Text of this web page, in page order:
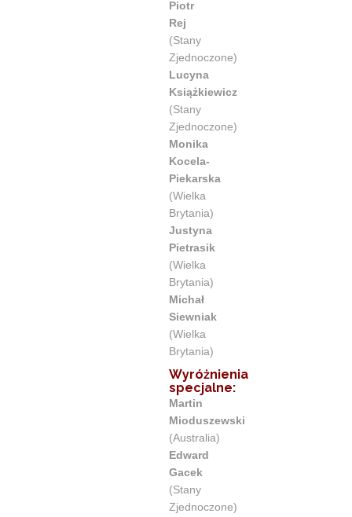
Piotr
Rej
(Stany
Zjednoczone)
Lucyna
Książkiewicz
(Stany
Zjednoczone)
Monika
Kocela-
Piekarska
(Wielka
Brytania)
Justyna
Pietrasik
(Wielka
Brytania)
Michał
Siewniak
(Wielka
Brytania)
Wyróżnienia
specjalne:
Martin
Mioduszewski
(Australia)
Edward
Gacek
(Stany
Zjednoczone)